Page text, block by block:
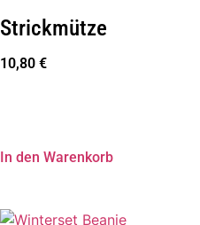
Strickmütze
10,80 €
In den Warenkorb